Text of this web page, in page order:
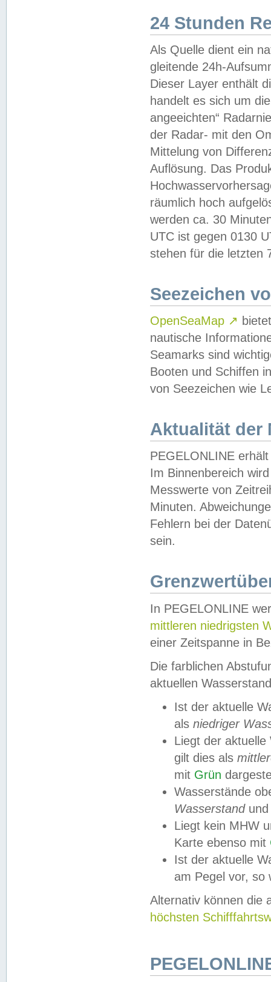
24 Stunden
Als Quelle dient ein
gleitende 24h-
Dieser Layer enthält
handelt es sich um
angeeichten“
der Radar- mit den
Mittelung von
Auflösung. Das
räumlich hoch
werden ca. 30
UTC ist gegen 0130
stehen für die letzten
Seezeichen
OpenSeaMap ↗
nautische
Seamarks sind
Booten und Schiffen
von Seezeichen wie
Aktualität der
PEGELONLINE
Im Binnenbereich
Messwerte von
Minuten.
Fehlern bei der
sein.
In PEGELONLINE
mittleren niedrigsten
einer Zeitspanne in
Die farblichen
aktuellen
Ist der aktuelle
als niedriger
Liegt der
gilt dies als
mit Grün
Wasserstände
Wasserstandund
Liegt kein MHW
Karte ebenso mit
Ist der aktuelle
am Pegel vor,
Alternativ können die
höchsten